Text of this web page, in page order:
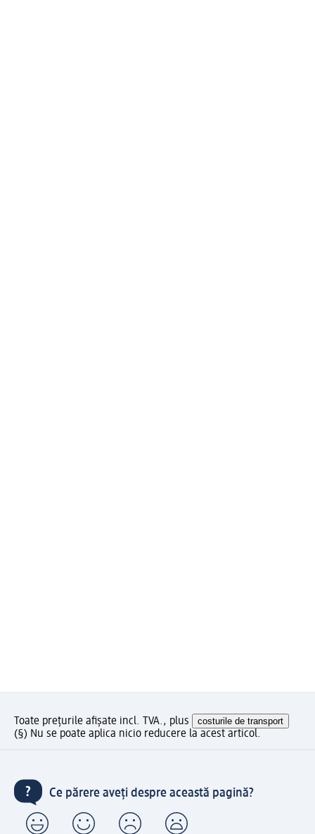
Toate prețurile afișate incl. TVA., plus costurile de transport
(§) Nu se poate aplica nicio reducere la acest articol.
Ce părere aveți despre această pagină?